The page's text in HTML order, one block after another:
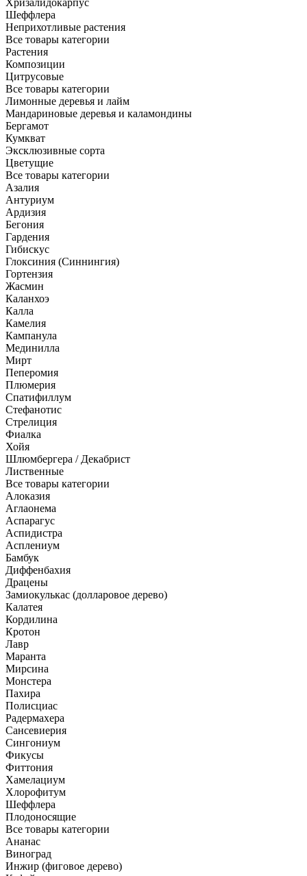
Хризалидокарпус
Шеффлера
Неприхотливые растения
Все товары категории
Растения
Композиции
Цитрусовые
Все товары категории
Лимонные деревья и лайм
Мандариновые деревья и каламондины
Бергамот
Кумкват
Эксклюзивные сорта
Цветущие
Все товары категории
Азалия
Антуриум
Ардизия
Бегония
Гардения
Гибискус
Глоксиния (Синнингия)
Гортензия
Жасмин
Каланхоэ
Калла
Камелия
Кампанула
Мединилла
Мирт
Пеперомия
Плюмерия
Спатифиллум
Стефанотис
Стрелиция
Фиалка
Хойя
Шлюмбергера / Декабрист
Лиственные
Все товары категории
Алоказия
Аглаонема
Аспарагус
Аспидистра
Асплениум
Бамбук
Диффенбахия
Драцены
Замиокулькас (долларовое дерево)
Калатея
Кордилина
Кротон
Лавр
Маранта
Мирсина
Монстера
Пахира
Полисциас
Радермахера
Сансевиерия
Сингониум
Фикусы
Фиттония
Хамелациум
Хлорофитум
Шеффлера
Плодоносящие
Все товары категории
Ананас
Виноград
Инжир (фиговое дерево)